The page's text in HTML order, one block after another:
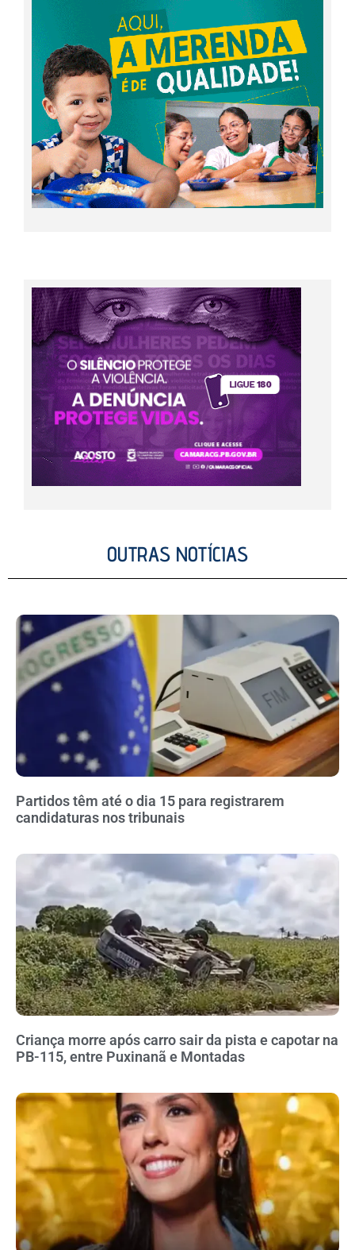
OUTRAS NOTÍCIAS
Partidos têm até o dia 15 para registrarem
candidaturas nos tribunais
Criança morre após carro sair da pista e capotar na
PB-115, entre Puxinanã e Montadas